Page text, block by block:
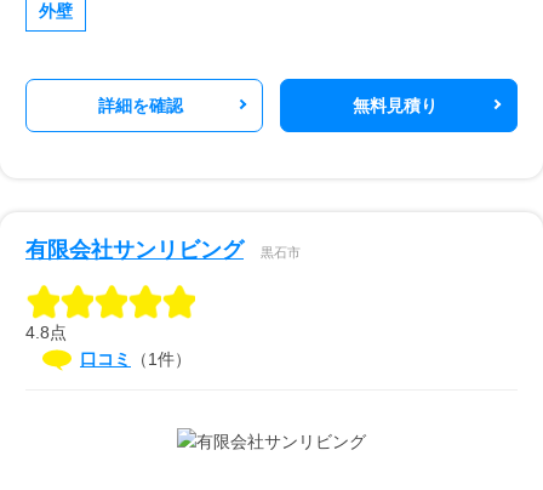
外壁
詳細を確認 無料見積り
有限会社サンリビング 黒石市
4.8点
口コミ
（1件）